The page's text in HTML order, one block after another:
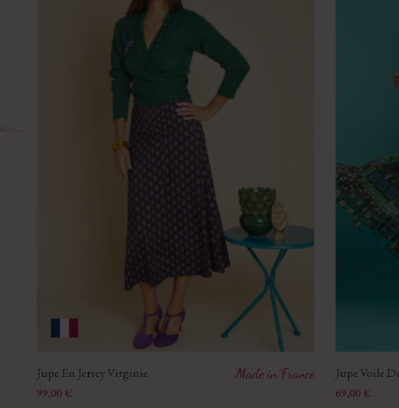
Jupe En Jersey Virginie
Prix
99,00 €
Made in France Jupe Voile
Prix
69,00 €